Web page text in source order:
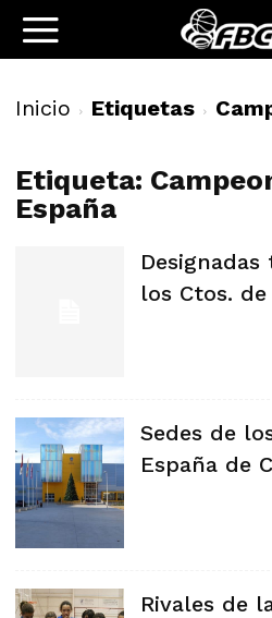
Inicio Etiquetas
Etiqueta:
España
los Ctos.
Sedes de
España de
Rivales de